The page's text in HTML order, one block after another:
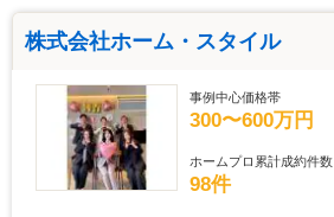
株式会社ホーム・スタイル
事例中心価格帯
300〜600万円
ホームプロ累計成約件数
98件